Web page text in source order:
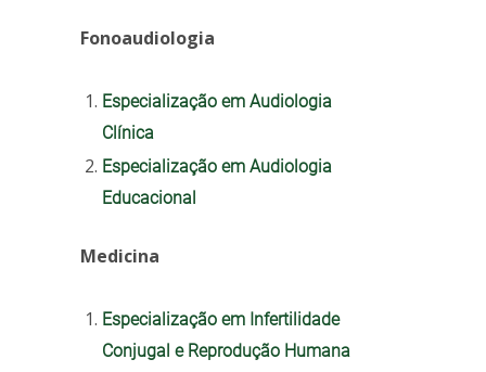
Fonoaudiologia
Especialização em Audiologia
Clínica
Especialização em Audiologia
Educacional
Medicina
Especialização em Infertilidade
Conjugal e Reprodução Humana